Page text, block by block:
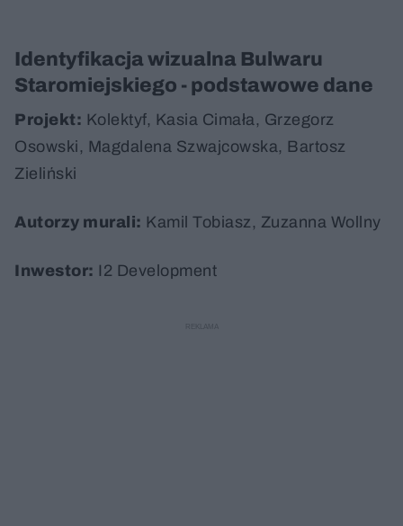
Identyfikacja wizualna Bulwaru
Staromiejskiego - podstawowe dane
Projekt: Kolektyf, Kasia Cimała, Grzegorz
Osowski, Magdalena Szwajcowska, Bartosz
Zieliński
Autorzy murali: Kamil Tobiasz, Zuzanna Wollny
Inwestor: I2 Development